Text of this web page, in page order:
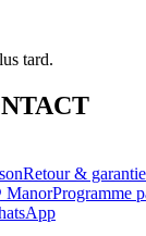
tard.
Retour & garantie
ManorProgramme